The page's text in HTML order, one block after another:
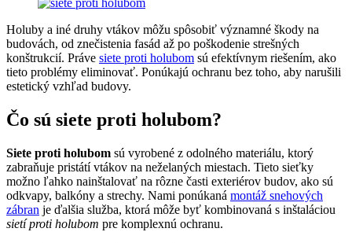
Holuby a iné druhy vtákov môžu spôsobiť významné škody na
budovách, od znečistenia fasád až po poškodenie strešných
konštrukcií. Práve siete proti holubom sú efektívnym riešením, ako
tieto problémy eliminovať. Ponúkajú ochranu bez toho, aby narušili
estetický vzhľad budovy.
Čo sú siete proti holubom?
Siete proti holubom sú vyrobené z odolného materiálu, ktorý
zabraňuje pristátí vtákov na neželaných miestach. Tieto sieťky
možno ľahko nainštalovať na rôzne časti exteriérov budov, ako sú
odkvapy, balkóny a strechy. Nami ponúkaná montáž snehových
zábran je ďalšia služba, ktorá môže byť kombinovaná s inštaláciou
sietí proti holubom pre komplexnú ochranu.